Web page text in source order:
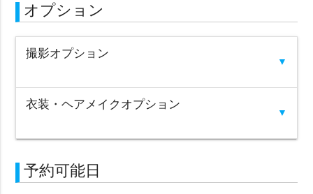
オプション
▼
撮影オプション
▼
衣装・ヘアメイクオプション
予約可能日